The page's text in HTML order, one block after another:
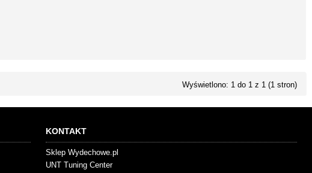
Wyświetlono: 1 do 1 z 1 (1 stron)
KONTAKT
Sklep Wydechowe.pl
UNT Tuning Center